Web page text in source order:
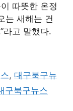
따뜻한 온정
는 새해는 건
라고 말했다.
,대구북구뉴
구북구뉴스